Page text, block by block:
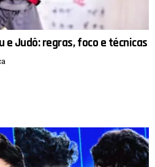
Judô: regras, foco e técnicas